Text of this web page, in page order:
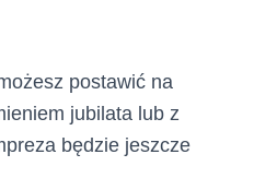
postawić na
jubilata lub z
będzie jeszcze